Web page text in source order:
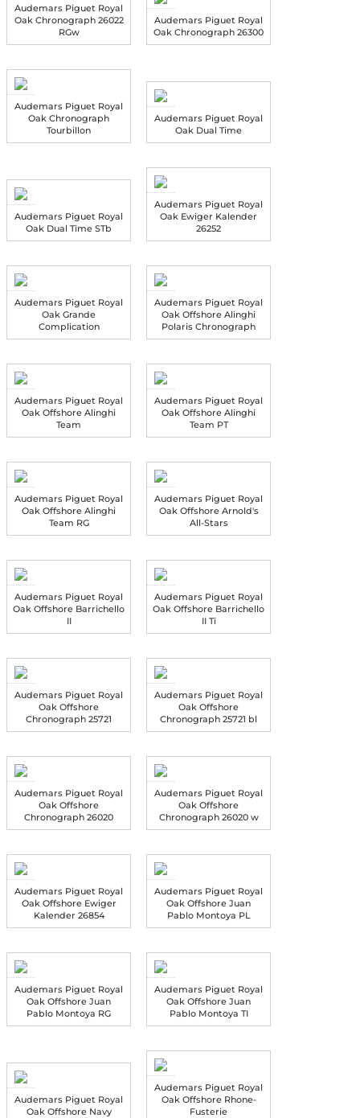
Audemars Piguet Royal
Oak Chronograph 26022
RGw
Audemars Piguet Royal
Oak Chronograph 26300
Audemars Piguet Royal
Oak Chronograph
Tourbillon
Audemars Piguet Royal
Oak Dual Time
Audemars Piguet Royal
Oak Dual Time STb
Audemars Piguet Royal
Oak Ewiger Kalender
26252
Audemars Piguet Royal
Oak Grande
Complication
Audemars Piguet Royal
Oak Offshore Alinghi
Polaris Chronograph
Audemars Piguet Royal
Oak Offshore Alinghi
Team
Audemars Piguet Royal
Oak Offshore Alinghi
Team PT
Audemars Piguet Royal
Oak Offshore Alinghi
Team RG
Audemars Piguet Royal
Oak Offshore Arnold's
All-Stars
Audemars Piguet Royal
Oak Offshore Barrichello
II
Audemars Piguet Royal
Oak Offshore Barrichello
II Ti
Audemars Piguet Royal
Oak Offshore
Chronograph 25721
Audemars Piguet Royal
Oak Offshore
Chronograph 25721 bl
Audemars Piguet Royal
Oak Offshore
Chronograph 26020
Audemars Piguet Royal
Oak Offshore
Chronograph 26020 w
Audemars Piguet Royal
Oak Offshore Ewiger
Kalender 26854
Audemars Piguet Royal
Oak Offshore Juan
Pablo Montoya PL
Audemars Piguet Royal
Oak Offshore Juan
Pablo Montoya RG
Audemars Piguet Royal
Oak Offshore Juan
Pablo Montoya TI
Audemars Piguet Royal
Oak Offshore Navy
Audemars Piguet Royal
Oak Offshore Rhone-
Fusterie